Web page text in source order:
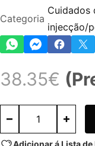
Categoria
Cuidados
injecção/
38.35€
Adicionar á Lista de